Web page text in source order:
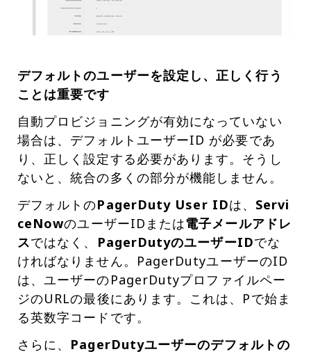
デフォルトのユーザーを設定し、正しく行う
ことは重要です
自動プロビジョニングが有効になっていない
場合は、デフォルトユーザーID が必要であ
り、正しく設定する必要があります。そうし
ないと、統合の多くの部分が機能しません。
デフォルトのPagerDuty User IDは、 Servi
ceNowのユーザーIDまたは電子メールアドレ
スではなく、 PagerDutyのユーザーIDでな
ければなりません。PagerDutyユーザーのID
は、ユーザーのPagerDutyプロファイルペー
ジのURLの最後にあります。これは、Pで始ま
る英数字コードです。
さらに、 PagerDutyユーザーのデフォルトの